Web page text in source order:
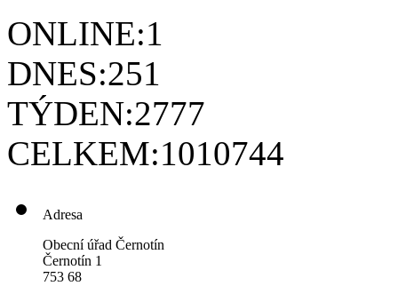
ONLINE:1
DNES:251
TÝDEN:2777
CELKEM:1010744
Adresa
Obecní úřad Černotín
Černotín 1
753 68